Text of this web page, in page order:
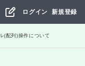
ログイン 新規登録
(配列)操作について